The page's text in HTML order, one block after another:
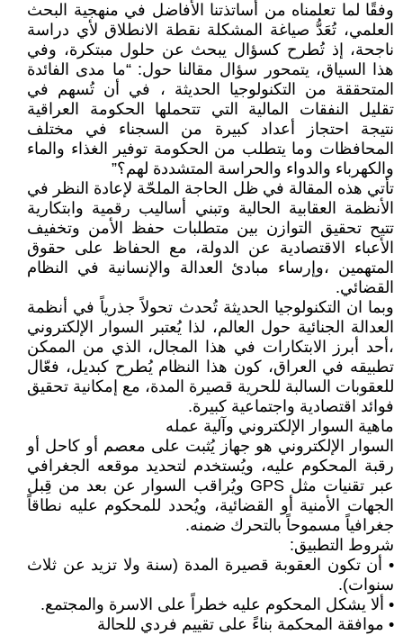
وفقًا لما تعلمناه من أساتذتنا الأفاضل في منهجية البحث
العلمي، تُعَدُّ صياغة المشكلة نقطة الانطلاق لأي دراسة
ناجحة، إذ تُطرح كسؤال يبحث عن حلول مبتكرة، وفي
هذا السياق، يتمحور سؤال مقالنا حول: “ما مدى الفائدة
المتحققة من التكنولوجيا الحديثة ، في أن تُسهم في
تقليل النفقات المالية التي تتحملها الحكومة العراقية
نتيجة احتجاز أعداد كبيرة من السجناء في مختلف
المحافظات وما يتطلب من الحكومة توفير الغذاء والماء
والكهرباء والدواء والحراسة المتشددة لهم؟”
تأتي هذه المقالة في ظل الحاجة الملحّة لإعادة النظر في
الأنظمة العقابية الحالية وتبني أساليب رقمية وابتكارية
تتيح تحقيق التوازن بين متطلبات حفظ الأمن وتخفيف
الأعباء الاقتصادية عن الدولة، مع الحفاظ على حقوق
المتهمين ،وإرساء مبادئ العدالة والإنسانية في النظام
القضائي.
وبما ان التكنولوجيا الحديثة تُحدث تحولاً جذرياً في أنظمة
العدالة الجنائية حول العالم، لذا يُعتبر السوار الإلكتروني
،أحد أبرز الابتكارات في هذا المجال، الذي من الممكن
تطبيقه في العراق، كون هذا النظام يُطرح كبديل، فعّال
للعقوبات السالبة للحرية قصيرة المدة، مع إمكانية تحقيق
فوائد اقتصادية واجتماعية كبيرة.
ماهية السوار الإلكتروني وآلية عمله
السوار الإلكتروني هو جهاز يُثبت على معصم أو كاحل أو
رقبة المحكوم عليه، ويُستخدم لتحديد موقعه الجغرافي
عبر تقنيات مثل GPS ويُراقب السوار عن بعد من قِبل
الجهات الأمنية أو القضائية، ويُحدد للمحكوم عليه نطاقاً
جغرافياً مسموحاً بالتحرك ضمنه.
شروط التطبيق:
• أن تكون العقوبة قصيرة المدة (سنة ولا تزيد عن ثلاث
سنوات).
• ألا يشكل المحكوم عليه خطراً على الاسرة والمجتمع.
• موافقة المحكمة بناءً على تقييم فردي للحالة